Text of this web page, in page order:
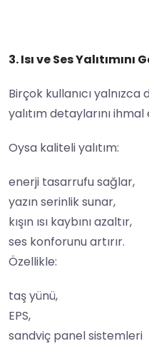
3. Isı ve Ses Yalıtımını
Birçok kullanıcı
yalıtım detaylarını
Oysa kaliteli yalıtım:
enerji tasarrufu sağlar,
yazın serinlik sunar,
kışın ısı kaybını azaltır,
ses konforunu artırır.
Özellikle:
taş yünü,
EPS,
sandviç panel sistemleri